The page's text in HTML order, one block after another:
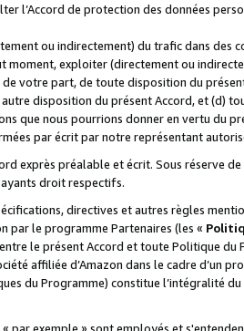
l’Accord de protection des données
ou indirectement) du trafic dans des
moment, exploiter (directement ou
votre part, de toute disposition du
disposition du présent Accord, et (d)
que nous pourrions donner en vertu du
par écrit par notre représentant
exprès préalable et écrit. Sous réserve de
droit respectifs.
directives et autres règles
par le programme Partenaires (les «
le présent Accord et toute Politique du
affiliée d’Amazon dans le cadre d’un
du Programme) constitue l’intégralité